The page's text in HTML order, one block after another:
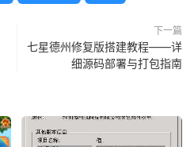
下一篇
七星德州修复版搭建教程——详
细源码部署与打包指南